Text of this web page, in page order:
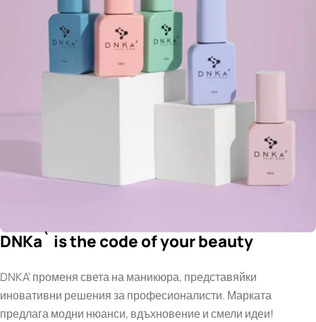
DNKa` is the code of your beauty
DNKA' променя света на маникюра, представяйки
иновативни решения за професионалисти. Марката
предлага модни нюанси, вдъхновение и смели идеи!